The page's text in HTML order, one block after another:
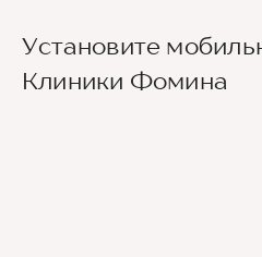
Установите
Клиники Фомина